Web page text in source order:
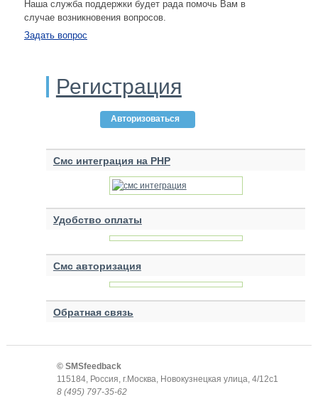
Наша служба поддержки будет рада помочь Вам в
случае возникновения вопросов.
Задать вопрос
Регистрация
Авторизоваться
Смс интеграция на PHP
Удобство оплаты
Смс авторизация
Обратная связь
© SMSfeedback
115184, Россия, г.Москва, Новокузнецкая улица, 4/12с1
8 (495) 797-35-62